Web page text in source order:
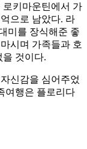
로키마운틴에서 가
으로 남았다. 라
미를 장식해준 좋
시며 가족들과 호
을 것이다.
신감을 심어주었
여행은 플로리다